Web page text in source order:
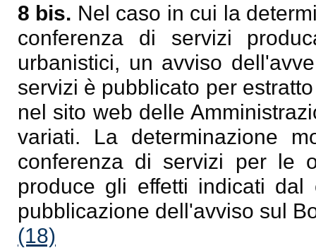
8 bis. Nel caso in cui la
conferenza di servizi
urbanistici, un avviso
servizi è pubblicato per
nel sito web delle
variati. La determinazione
conferenza di servizi per le
produce gli effetti indicati
pubblicazione dell'avviso sul
(18)